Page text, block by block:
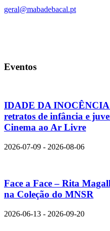
geral@mabadebacal.pt
Eventos
IDADE DA
retratos de infância e
Cinema ao Ar Livre
2026-07-09 - 2026-08-06
Face a Face – Rita
na Coleção do MNSR
2026-06-13 - 2026-09-20